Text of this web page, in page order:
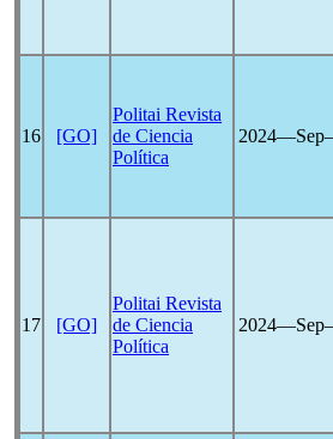
16 [GO]
Politai Revista
de Ciencia
Política
17 [GO]
Politai Revista
de Ciencia
Política